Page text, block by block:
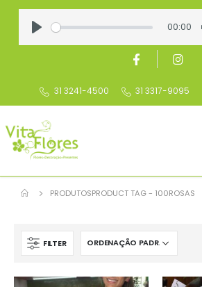
00:00
31 3241-4500 31 3317-9095
PRODUTOSPRODUCT TAG - 100ROSAS
FILTER